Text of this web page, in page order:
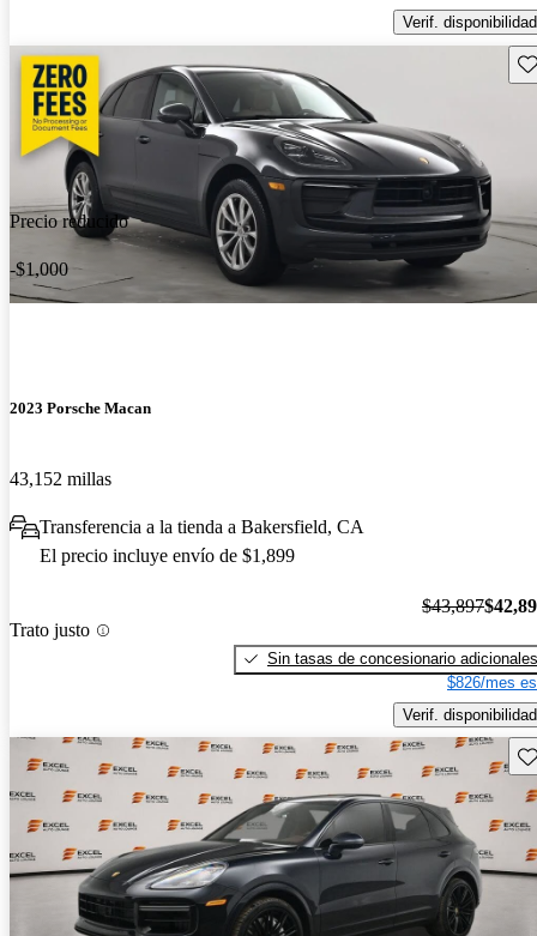
Verif. disponibilidad
Precio reducido
-$1,000
2023 Porsche Macan
43,152 millas
Transferencia a la tienda a Bakersfield, CA
El precio incluye envío de $1,899
Trato justo
$43,897
Sin tasas de concesionario adicionales
$826/mes
Verif. disponibilidad